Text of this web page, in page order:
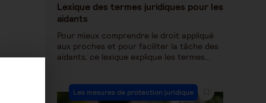
Lexique des termes juridiques pour les
aidants
Pour mieux comprendre le droit appliqué
aux proches et pour faciliter la tâche des
aidants, ce lexique explique les termes…
Les mesures de protection juridique